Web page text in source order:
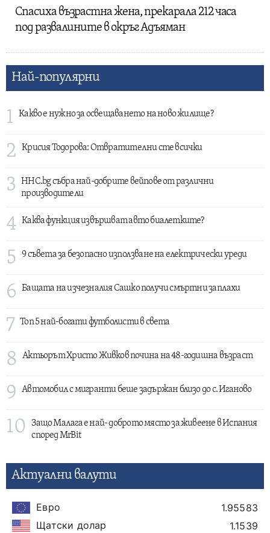
Спасиха възрастна жена, прекарала 212 часа
под развалините в окръг Адъяман
Най-популярни
1 Какво е нужно за освещаването на ново жилище?
2 Крисия Тодорова: Отвратителни сте всички
3
HHC.bg събра най-добрите вейпове от различни
производители
4 Каква функция извършват авто биалетките?
5 9 съвета за безопасно използване на електрически уреди
6 Бащата на изчезналия Сашко получи смъртни заплахи
7 Топ 5 най-богати футболисти в света
8 Актьорът Христо Живков почина на 48-годишна възраст
9 Автомобил с мигранти беше задържан близо до с. Иганово
10
Защо Малага е най- доброто място за живеене в Испания
според MrBit
Актуални валути
Евро
1.95583
Щатски долар
1.1539